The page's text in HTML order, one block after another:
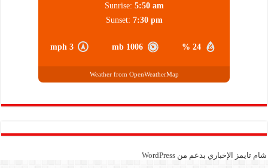
24 %
1006 mb
3 mph
Sunrise: 5:50 am
Sunset: 7:30 pm
Weather from OpenWeatherMap
شام تايمز الإخباري بدعم منWordPress